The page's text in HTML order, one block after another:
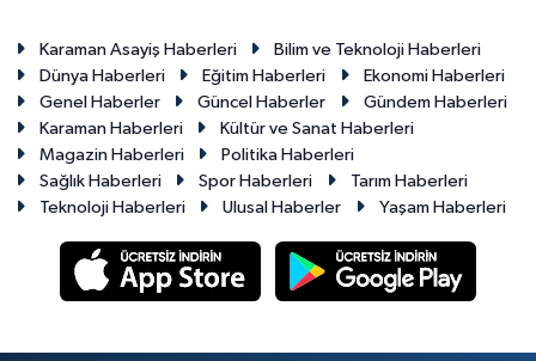
Karaman Asayiş Haberleri
Bilim ve Teknoloji Haberleri
Dünya Haberleri
Eğitim Haberleri
Ekonomi Haberleri
Genel Haberler
Güncel Haberler
Gündem Haberleri
Karaman Haberleri
Kültür ve Sanat Haberleri
Magazin Haberleri
Politika Haberleri
Sağlık Haberleri
Spor Haberleri
Tarım Haberleri
Teknoloji Haberleri
Ulusal Haberler Yaşam Haberleri